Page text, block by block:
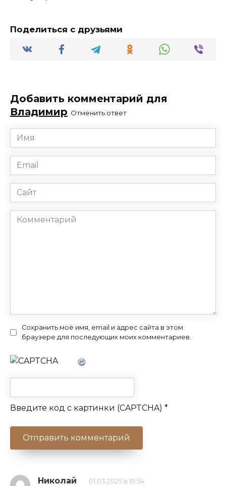
Поделиться с друзьями
Добавить комментарий для
Владимир Отменить ответ
Имя
*
Email
*
Сайт
Комментарий
Сохранить моё имя, email и адрес сайта в этом
браузере для последующих моих комментариев.
Введите код с картинки (CAPTCHA) *
Николай 01.03.2025 в 19:54